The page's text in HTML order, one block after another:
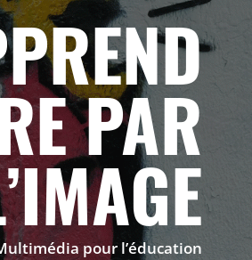
PAR
pour l’éducation